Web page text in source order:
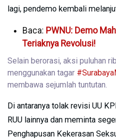
lagi, pendemo kembali
Baca: PWNU: Demo
Teriaknya Revolusi!
Selain berorasi, aksi puluhan
menggunakan tagar
membawa sejumlah tuntutan.
Di antaranya tolak revisi UU
RUU lainnya dan meminta
Penghapusan Kekerasan